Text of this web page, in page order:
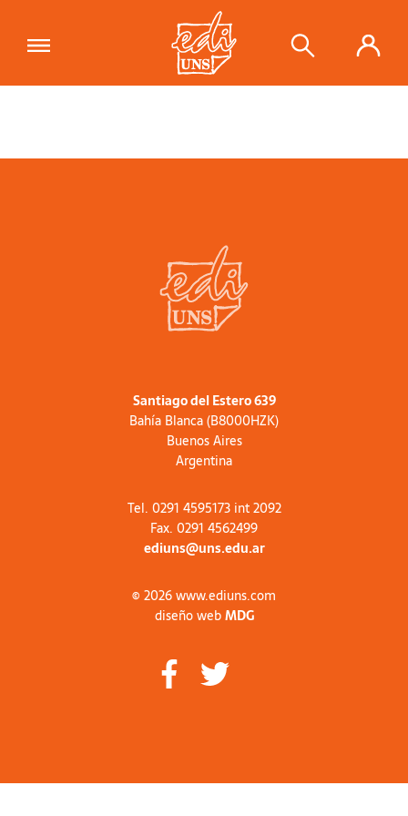
Santiago del Estero 639
Bahía Blanca (B8000HZK)
Buenos Aires
Argentina
Tel. 0291 4595173 int 2092
Fax. 0291 4562499
ediuns@uns.edu.ar
© 2026 www.ediuns.com
diseño webMDG